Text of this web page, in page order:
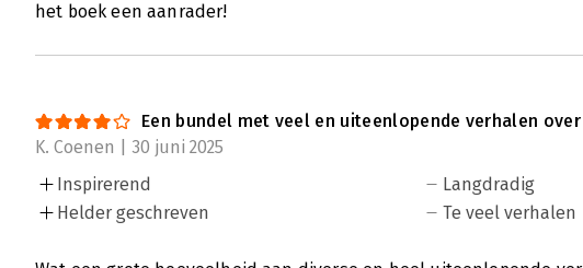
het boek een aanrader!
Een bundel met veel en uiteenlopende verhalen
K. Coenen | 30 juni 2025
Inspirerend
Helder geschreven
Langdradig
Te veel verhalen